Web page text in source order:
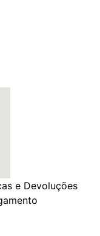
e Devoluções